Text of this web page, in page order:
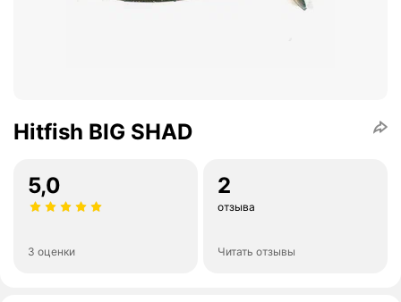
Hitfish BIG SHAD
5,0
3 оценки
2
отзыва
Читать отзывы